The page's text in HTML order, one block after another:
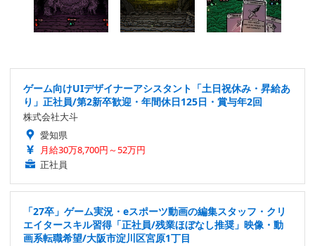
ゲーム向けUIデザイナーアシスタント「土日祝休み・昇給あ
り」正社員/第2新卒歓迎・年間休日125日・賞与年2回
株式会社大斗
愛知県
月給30万8,700円～52万円
正社員
「27卒」ゲーム実況・eスポーツ動画の編集スタッフ・クリ
エイタースキル習得「正社員/残業ほぼなし推奨」映像・動
画系転職希望/大阪市淀川区宮原1丁目